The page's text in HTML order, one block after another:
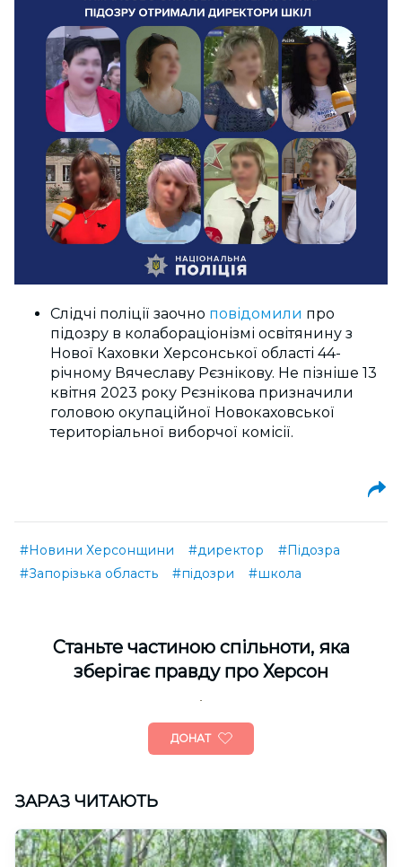
Слідчі поліції заочно повідомили про
підозру в колабораціонізмі освітянину з
Нової Каховки Херсонської області 44-
річному Вячеславу Рєзнікову. Не пізніше 13
квітня 2023 року Рєзнікова призначили
головою окупаційної Новокаховської
територіальної виборчої комісії.
#Новини Херсонщини #директор
#Підозра
#Запорізька область
#підозри #школа
Cтаньте частиною спільноти, яка
зберігає правду про Херсон
ДОНАТ
ЗАРАЗ ЧИТАЮТЬ